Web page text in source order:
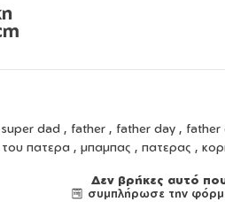
super dad , father , father day , father
του πατερα , μπαμπας , πατερας ,
Δεν βρήκες αυτό
συμπλήρωσε την φόρμα